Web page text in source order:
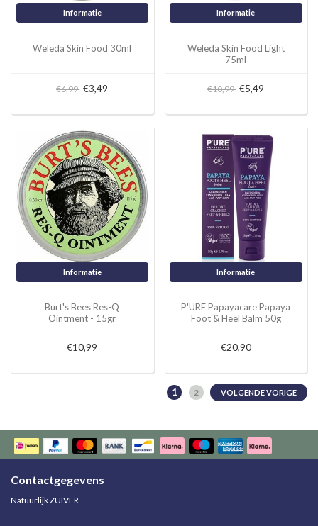
Informatie
Weleda Skin Food 30ml
€6,99 €3,49
Informatie
Weleda Skin Food Light
75ml
€10,99 €5,49
Informatie
Burt's Bees Res-Q
Ointment - 15gr
€10,99
Informatie
P'URE Papayacare Papaya
Foot & Heel Balm 50g
€20,90
1 2 VOLGENDE VORIGE
Contactgegevens
Natuurlijk ZUIVER